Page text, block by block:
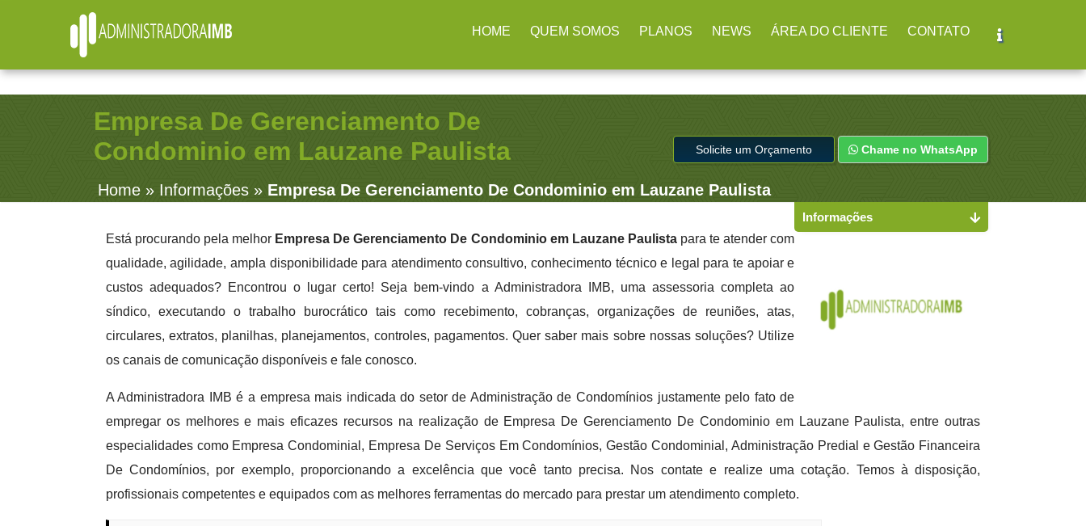
R. Júlio Fernandes, 91 - Sala 38 - Vila Rosalia - Guarulhos / SP
Empresa De Gerenciamento De
Condominio em Lauzane Paulista
Home» Informações » Empresa De Gerenciamento De Condominio em Lauzane Paulista
Solicite um Orçamento Chame no WhatsApp
Está procurando pela melhor Empresa De Gerenciamento De Condominio em Lauzane Paulistapara te atender com
qualidade, agilidade, ampla disponibilidade para atendimento consultivo, conhecimento técnico e legal para te apoiar e
custos adequados? Encontrou o lugar certo! Seja bem-vindo a Administradora IMB, uma assessoria completa ao
síndico, executando o trabalho burocrático tais como recebimento, cobranças, organizações de reuniões, atas,
circulares, extratos, planilhas, planejamentos, controles, pagamentos. Quer saber mais sobre nossas soluções? Utilize
os canais de comunicação disponíveis e fale conosco.
A Administradora IMB é a empresa mais indicada do setor de Administração de Condomínios justamente pelo fato de
empregar os melhores e mais eficazes recursos na realização de Empresa De Gerenciamento De Condominio em Lauzane Paulista, entre outras
especialidades como Empresa Condominial, Empresa De Serviços Em Condomínios, Gestão Condominial, Administração Predial e Gestão Financeira
De Condomínios, por exemplo, proporcionando a excelência que você tanto precisa. Nos contate e realize uma cotação. Temos à disposição,
profissionais competentes e equipados com as melhores ferramentas do mercado para prestar um atendimento completo.
Informações